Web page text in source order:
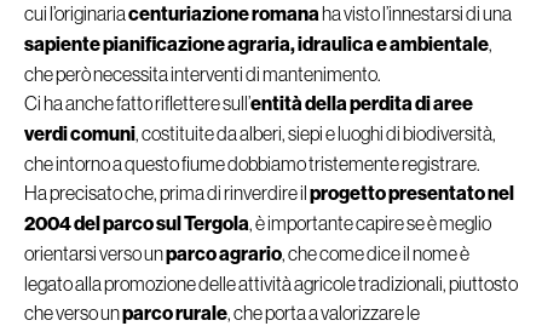
cui l’originariacenturiazione romanaha visto l’innestarsi di una
sapiente pianificazione agraria, idraulica e ambientale,
che però necessita interventi di mantenimento.
Ci ha anche fatto riflettere sull’entità della perdita di aree
verdi comuni, costituite da alberi, siepi e luoghi di biodiversità,
che intorno a questo fiume dobbiamo tristemente registrare.
Ha precisato che, prima di rinverdire ilprogetto presentato nel
2004 del parco sul Tergola, è importante capire se è meglio
orientarsi verso unparco agrario, che come dice il nome è
legato alla promozione delle attività agricole tradizionali, piuttosto
che verso unparco rurale, che porta a valorizzare le